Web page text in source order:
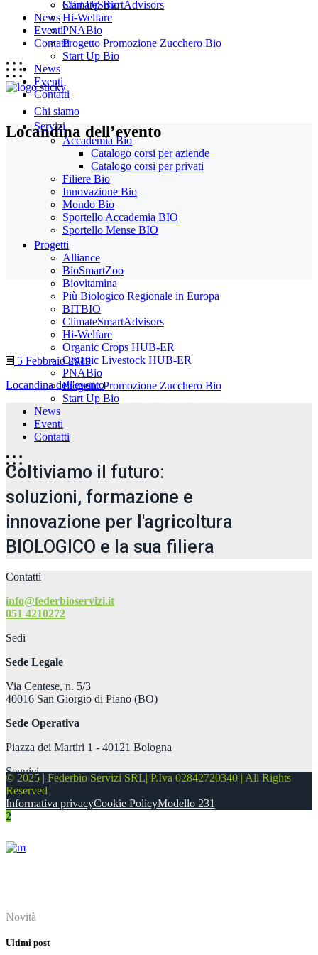
Start Up Bio
News
Eventi
Contatti
Chi siamo
Servizi
Accademia Bio
Catalogo corsi per aziende
Catalogo corsi per privati
Filiere Bio
Innovazione Bio
Mondo Bio
Sportello Accademia BIO
Sportello Mense BIO
Progetti
Alliance
BioSmartZoo
Biovitamina
Più Biologico Regionale in Europa
BITBIO
ClimateSmartAdvisors
Hi-Welfare
Organic Crops HUB-ER
Organic Livestock HUB-ER
PNABio
Progetto Promozione Zucchero Bio
Start Up Bio
News
Eventi
Contatti
ClimateSmartAdvisors
Hi-Welfare
PNABio
Progetto Promozione Zucchero Bio
Start Up Bio
News
Eventi
Contatti
Locandina dell’evento
5 Febbraio 2019
Locandina dell'evento
Coltiviamo il futuro:
soluzioni, formazione e
innovazione per l'agricoltura
BIOLOGICO e la sua filiera
Contatti
info@federbioservizi.it
051 4210272
Sedi
Sede Legale
Via Centese, n. 5/3
40016 San Giorgio di Piano (BO)
Sede Operativa
Piazza dei Martiri 1 - 40121 Bologna
Seguici
© 2025 | Federbio Servizi SRL| P.Iva 02842720340 | All Rights
Reserved
Informativa privacyCookie PolicyModello 231
Novità
Ultimi post